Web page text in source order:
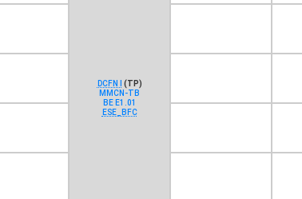
DCFN I
(TP)
MMCN-TB
BE E1.01
ESE_BFC